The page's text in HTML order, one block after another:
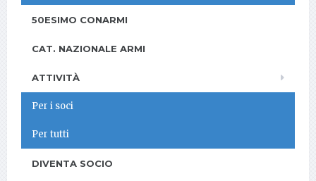
50ESIMO CONARMI
CAT. NAZIONALE ARMI
ATTIVITÀ
Per i soci
Per tutti
DIVENTA SOCIO